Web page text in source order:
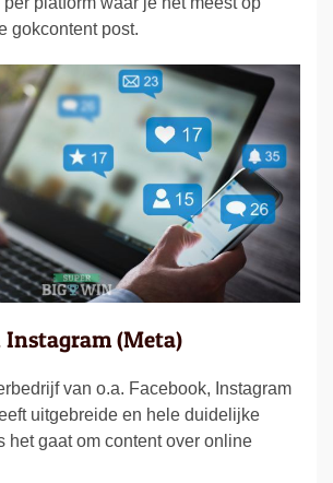
gokcontent post.
Instagram (Meta)
van o.a. Facebook, Instagram
uitgebreide en hele duidelijke
het gaat om content over online